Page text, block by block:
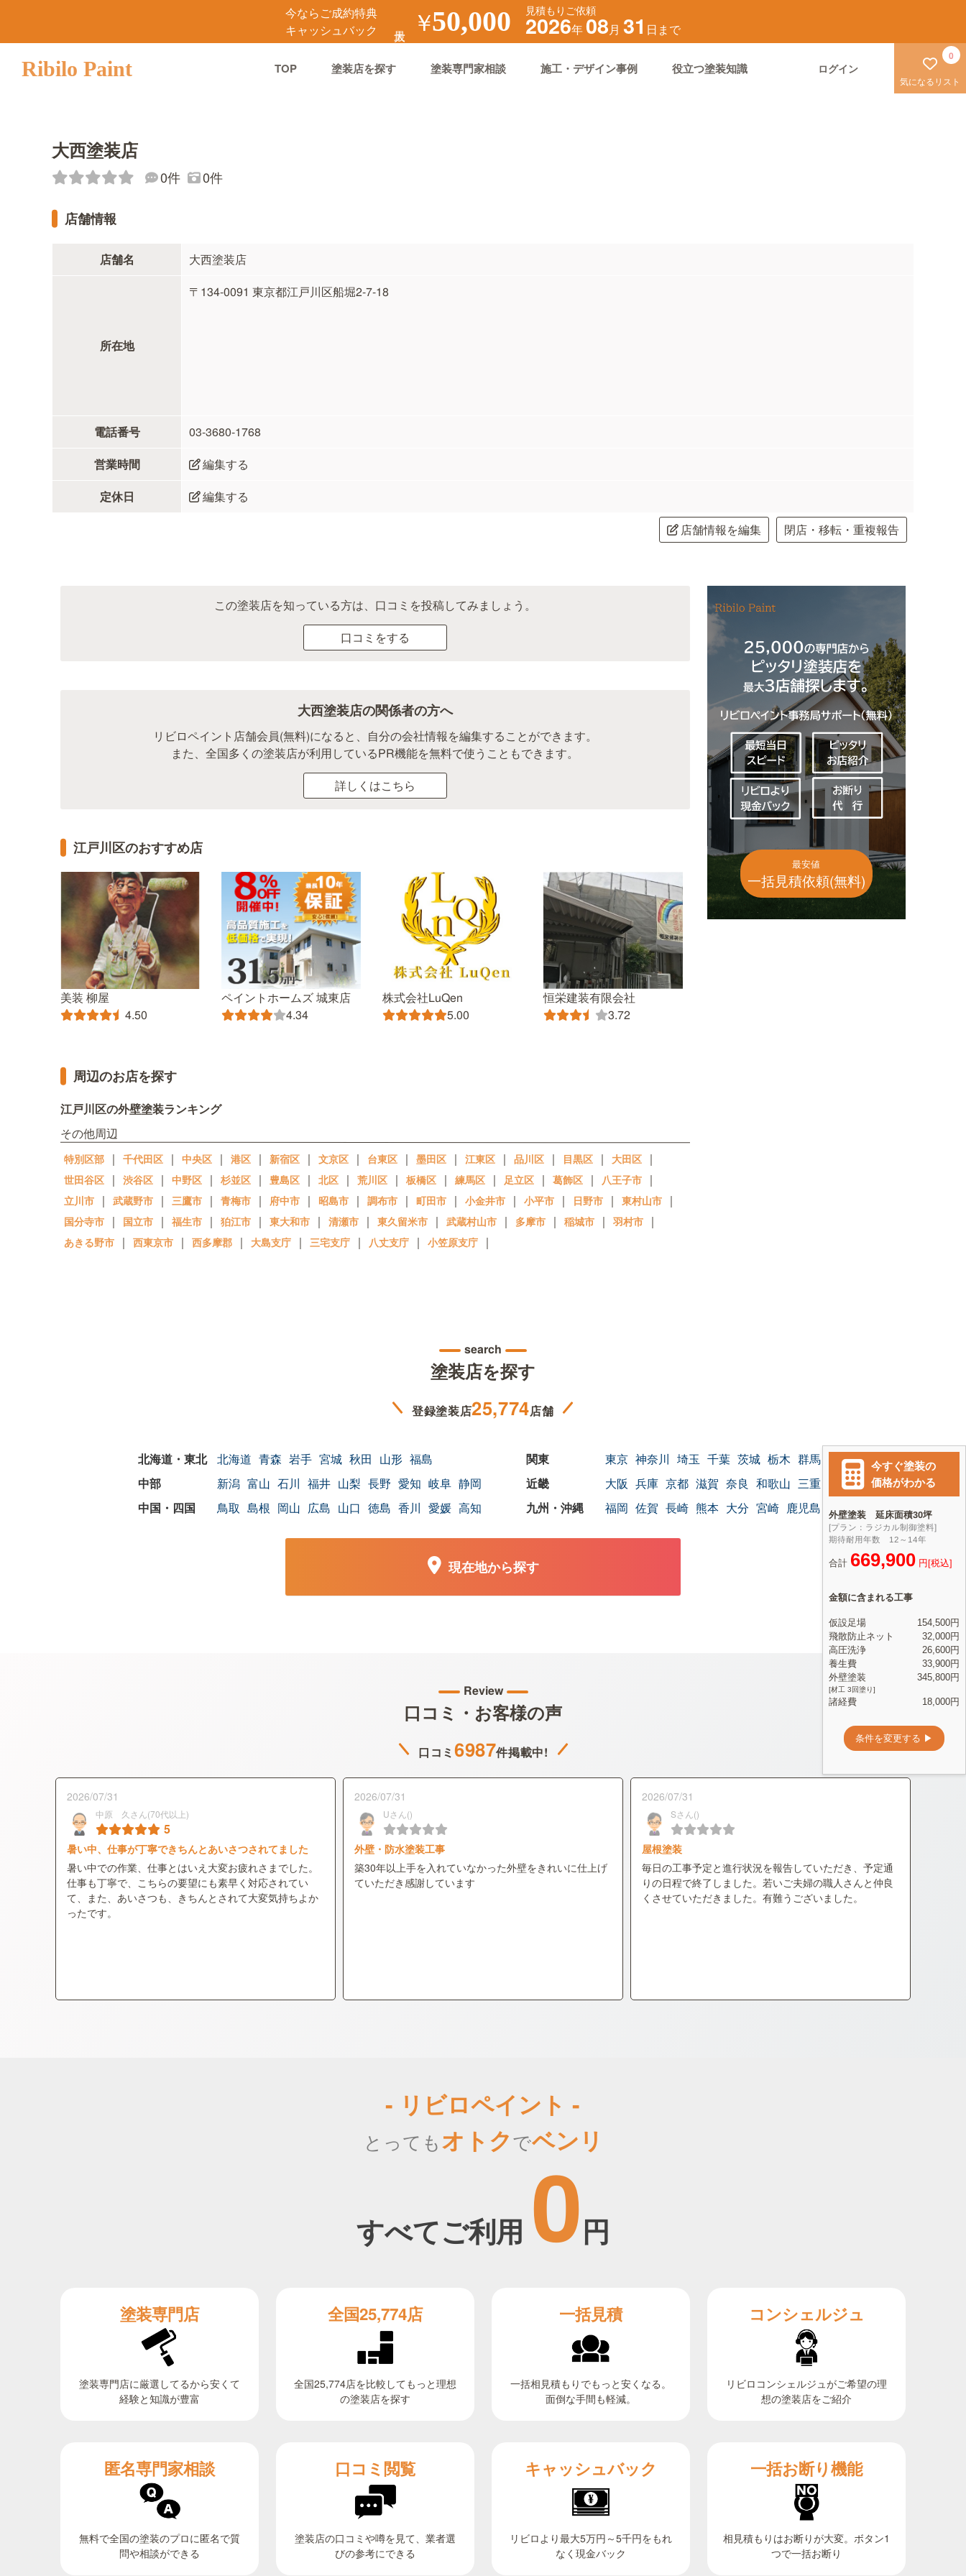
今ならご成約特典
キャッシュバック
￥50,000 見積もりご依頼
2026年08月 31 日まで
Ribilo Paint TOP 塗装店を探す 塗装専門家相談 施工・デザイン事例 役立つ塗装知識 ログイン
気になるリスト
0
大西塗装店
0件 0件
店舗情報
店舗名 大西塗装店
所在地
〒134-0091 東京都江戸川区船堀2-7-18
電話番号
03-3680-1768
営業時間
編集する
定休日
編集する
店舗情報を編集
閉店・移転・重複報告
この塗装店を知っている方は、口コミを投稿してみましょう。
口コミをする
大西塗装店の関係者の方へ
リビロペイント店舗会員(無料)になると、自分の会社情報を編集することができます。
また、全国多くの塗装店が利用しているPR機能を無料で使うこともできます。
詳しくはこちら
江戸川区のおすすめ店
美装 柳屋
4.50
ペイントホームズ 城東店
4.34
株式会社LuQen
5.00
恒栄建装有限会社
3.72
周辺のお店を探す
江戸川区の外壁塗装ランキング
その他周辺
特別区部 ｜ 千代田区 ｜ 中央区 ｜ 港区 ｜ 新宿区 ｜ 文京区 ｜ 台東区 ｜ 墨田区 ｜ 江東区 ｜ 品川区 ｜ 目黒区 ｜ 大田区 ｜
世田谷区 ｜ 渋谷区 ｜ 中野区 ｜ 杉並区 ｜ 豊島区 ｜ 北区 ｜ 荒川区 ｜ 板橋区 ｜ 練馬区 ｜ 足立区 ｜ 葛飾区 ｜ 八王子市 ｜
立川市 ｜ 武蔵野市 ｜ 三鷹市 ｜ 青梅市 ｜ 府中市 ｜ 昭島市 ｜ 調布市 ｜ 町田市 ｜ 小金井市 ｜ 小平市 ｜ 日野市 ｜ 東村山市 ｜
国分寺市 ｜ 国立市 ｜ 福生市 ｜ 狛江市 ｜ 東大和市 ｜ 清瀬市 ｜ 東久留米市 ｜ 武蔵村山市 ｜ 多摩市 ｜ 稲城市 ｜ 羽村市 ｜
あきる野市 ｜ 西東京市 ｜ 西多摩郡 ｜ 大島支庁 ｜ 三宅支庁 ｜ 八丈支庁 ｜ 小笠原支庁 ｜
最安値
一括見積依頼(無料)
search
塗装店を探す
登録塗装店25,774店舗
北海道 青森 岩手 宮城 秋田 山形 福島 東京 神奈川 埼玉 千葉 茨城 栃木 群馬
新潟 富山 石川 福井 山梨 長野 愛知 岐阜 静岡 大阪 兵庫 京都 滋賀 奈良 和歌山 三重
鳥取 島根 岡山 広島 山口 徳島 香川 愛媛 高知 福岡 佐賀 長崎 熊本 大分 宮崎 鹿児島 沖縄
現在地から探す
Review
口コミ・お客様の声
口コミ 6987件掲載中!
2026/07/31
中原 久さん(70代以上)
5
暑い中、仕事が丁寧できちんとあいさつされてました
暑い中での作業、仕事とはいえ大変お疲れさまでした。
仕事も丁寧で、こちらの要望にも素早く対応されてい
て、また、あいさつも、きちんとされて大変気持ちよか
ったです。
2026/07/31
Uさん()
外壁・防水塗装工事
築30年以上手を入れていなかった外壁をきれいに仕上げ
ていただき感謝しています
2026/07/31
Sさん()
屋根塗装
毎日の工事予定と進行状況を報告していただき、予定通
りの日程で終了しました。若いご夫婦の職人さんと仲良
くさせていただきました。有難うございました。
- リビロペイント -
とってもオトクでベンリ
すべてご利用 0円
塗装専門店
塗装専門店に厳選してるから安くて
経験と知識が豊富
全国25,774店
全国25,774店を比較してもっと理想
の塗装店を探す
一括見積
一括相見積もりでもっと安くなる。
面倒な手間も軽減。
コンシェルジュ
リビロコンシェルジュがご希望の理
想の塗装店をご紹介
匿名専門家相談
無料で全国の塗装のプロに匿名で質
問や相談ができる
口コミ閲覧
塗装店の口コミや噂を見て、業者選
びの参考にできる
キャッシュバック
リビロより最大5万円～5千円をもれ
なく現金バック
一括お断り機能
相見積もりはお断りが大変。ボタン1
つで一括お断り